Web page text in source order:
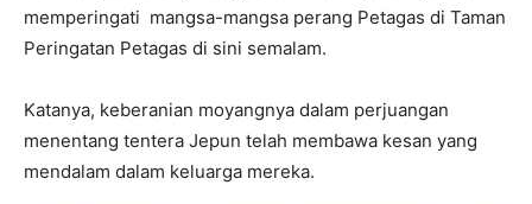
memperingati mangsa-mangsa perang Petagas di Taman
Peringatan Petagas di sini semalam.
Katanya, keberanian moyangnya dalam perjuangan
menentang tentera Jepun telah membawa kesan yang
mendalam dalam keluarga mereka.